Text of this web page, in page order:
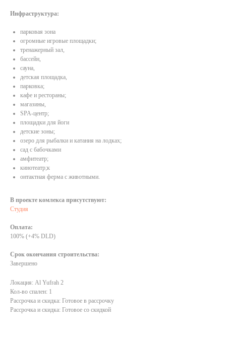
Инфраструктура:
парковая зона
огромные игровые площадки;
тренажерный зал,
бассейн,
сауна,
детская площадка,
парковка;
кафе и рестораны;
магазины,
SPA-центр;
площадки для йоги
детские зоны;
озеро для рыбалки и катания на лодках;
сад с бабочками
амфитеатр;
кинотеатр;к
онтактная ферма с животными.
В проекте комлекса присутствуют:
Студия
Оплата:
100% (+4% DLD)
Срок окончания строительства:
Завершено
Локация: Al Yufrah 2
Кол-во спален: 1
Рассрочка и скидка: Готовое в рассрочку
Рассрочка и скидка: Готовое со скидкой